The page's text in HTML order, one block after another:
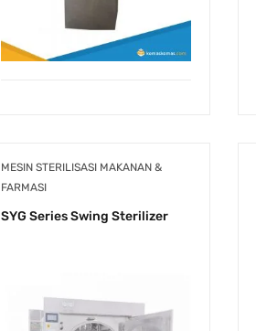
MESIN STERILISASI MAKANAN &
FARMASI
SYG Series Swing Sterilizer